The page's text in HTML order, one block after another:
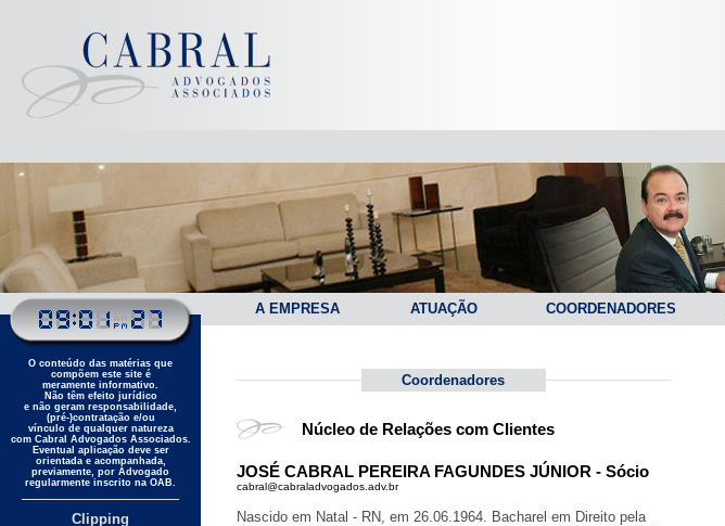
A EMPRESA ATUAÇÃO COORDENADORES
O conteúdo das matérias que
compõem este site é
meramente informativo.
Não têm efeito jurídico
e não geram responsabilidade,
(pré-)contratação e/ou
vínculo de qualquer natureza
com Cabral Advogados Associados.
Eventual aplicação deve ser
orientada e acompanhada,
previamente, por Advogado
regularmente inscrito na OAB.
Clipping
Coordenadores
Núcleo de Relações com Clientes
JOSÉ CABRAL PEREIRA FAGUNDES JÚNIOR - Sócio
cabral@cabraladvogados.adv.br
Nascido em Natal - RN, em 26.06.1964. Bacharel em Direito pela